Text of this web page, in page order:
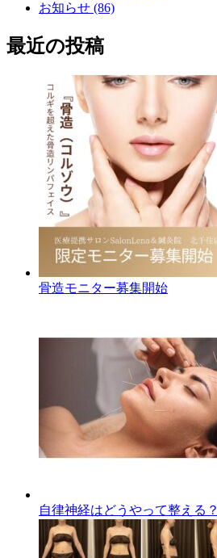
お知らせ (86)
最近の投稿
骨造モニター募集開始
自律神経はどうやって整える？